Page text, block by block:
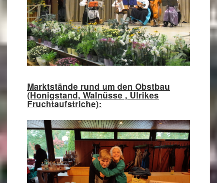
Marktstände rund um den Obstbau
(Honigstand, Walnüsse , Ulrikes
Fruchtaufstriche):